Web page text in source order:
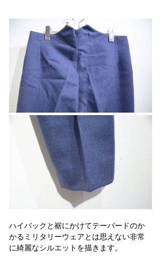
ハイバックと裾にかけてテーパードのか
かるミリタリーウェアとは思えない非常
に綺麗なシルエットを描きます。